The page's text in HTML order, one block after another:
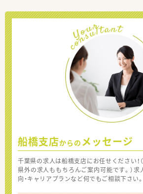
船橋支店からの メッセージ
千葉県の求人は船橋支店にお任せください！
県外の求人ももちろんご案内可能です。）
向・キャリアプランなど何でもご相談下さい。